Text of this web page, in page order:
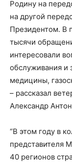
Родину на
на другой
Президентом. В
тысячи
интересовали
обслуживания и
медицины,
– рассказал
Александр
“В этом году в
представителя
40 регионов